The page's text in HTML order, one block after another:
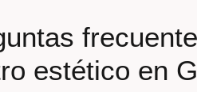
estético en